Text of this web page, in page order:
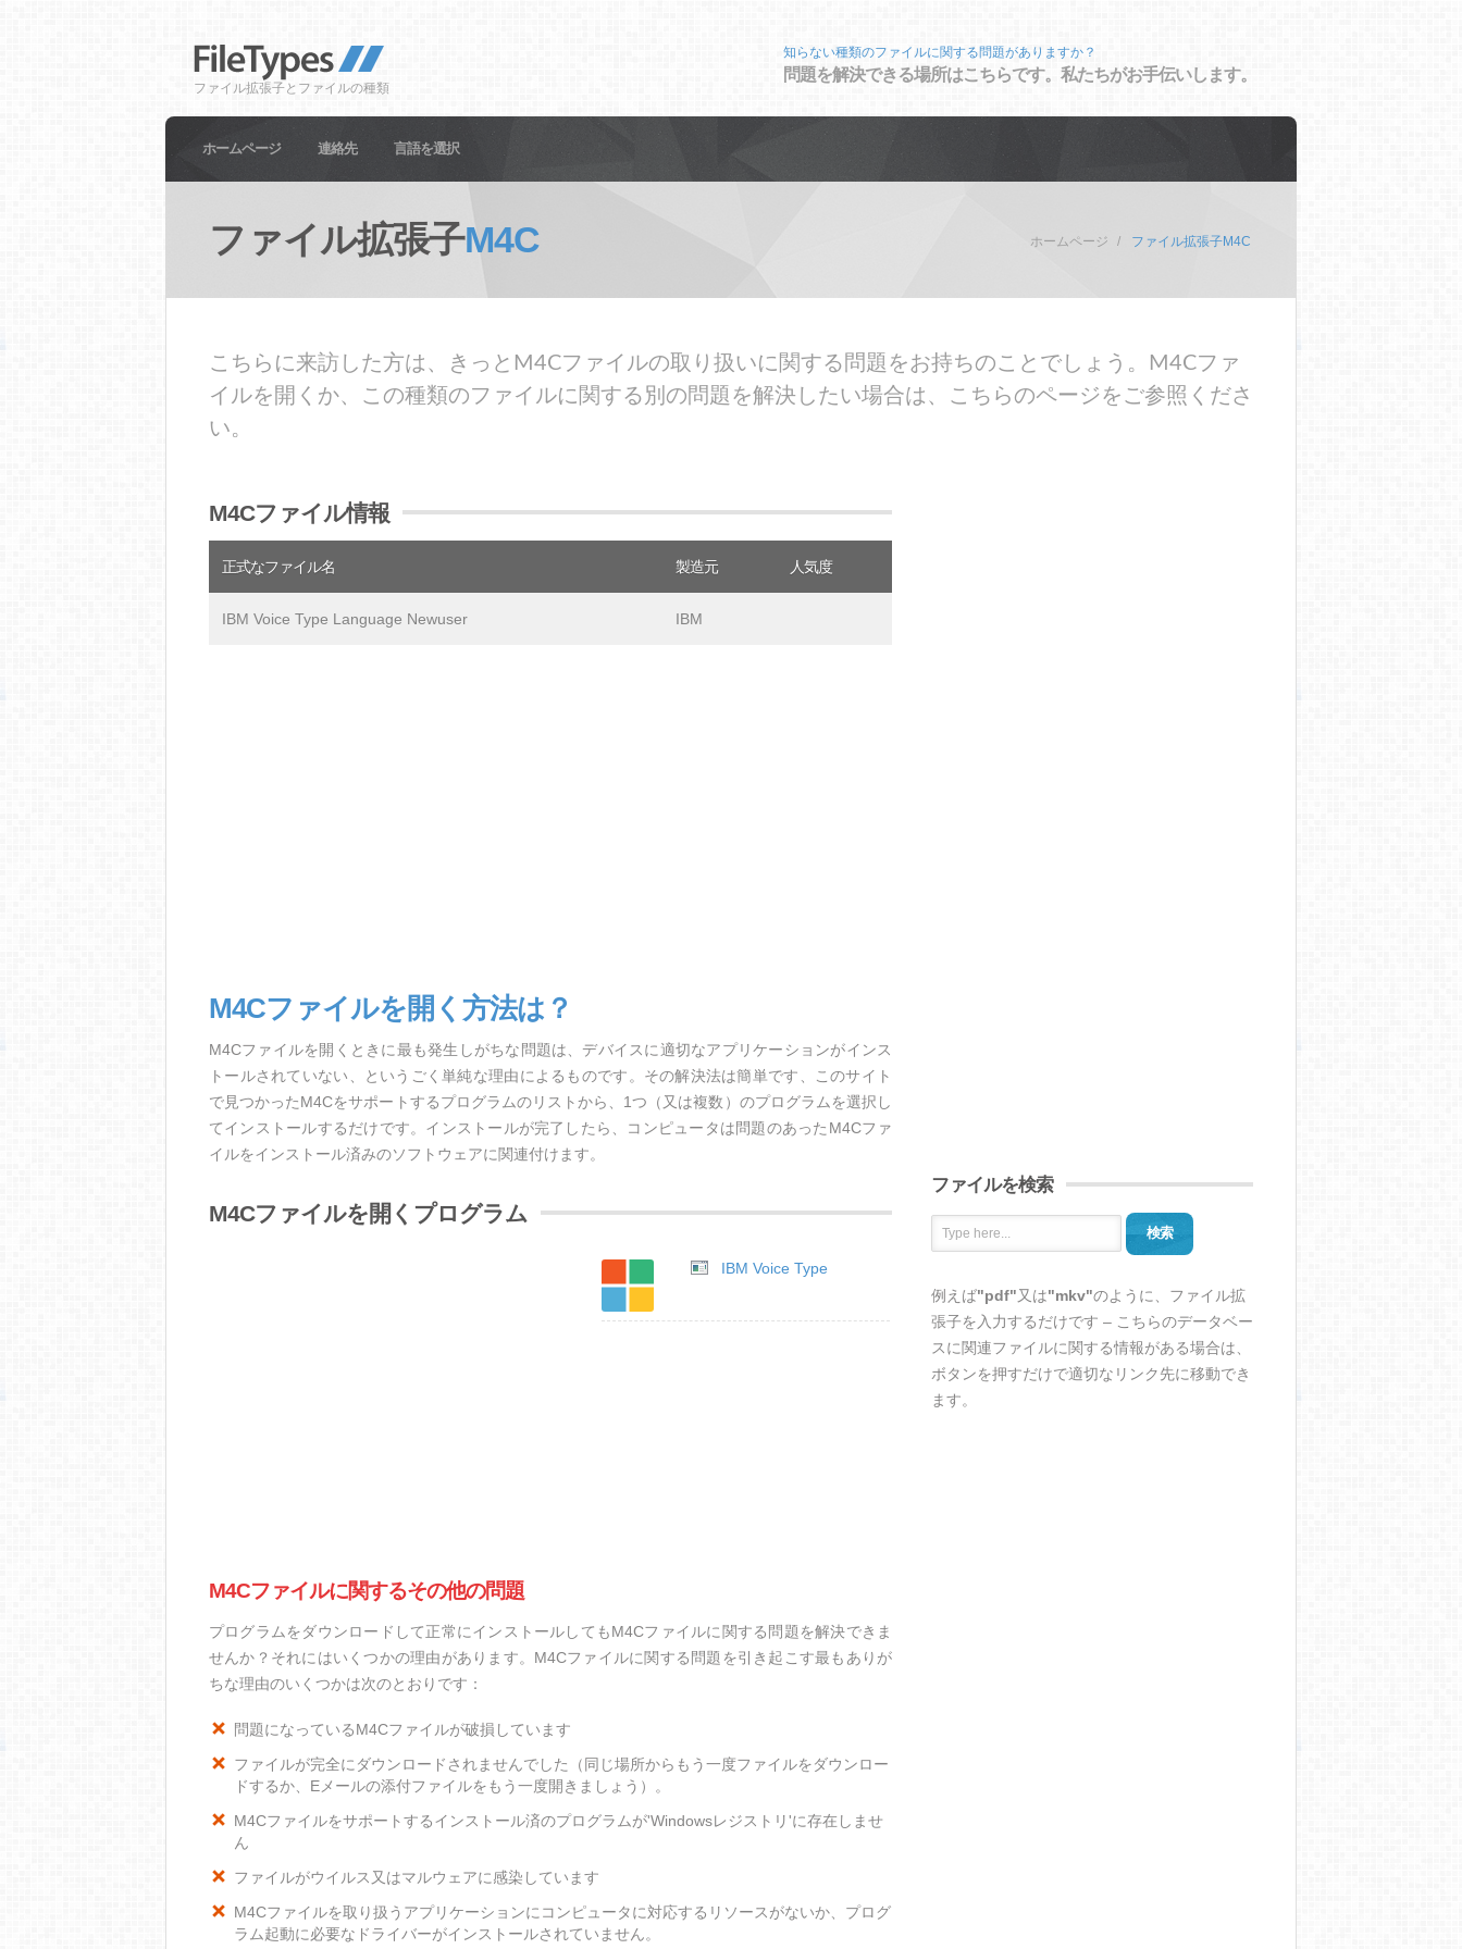
ファイル拡張子とファイルの種類
知らない種類のファイルに関する問題がありますか？
問題を解決できる場所はこちらです。私たちがお手伝いします。
ホームページ 連絡先 言語を選択
ファイル拡張子M4C ホームページ ファイル拡張子M4C
こちらに来訪した方は、きっとM4Cファイルの取り扱いに関する問題をお持ちのことでしょう。M4Cファ
イルを開くか、この種類のファイルに関する別の問題を解決したい場合は、こちらのページをご参照くださ
い。
M4Cファイル情報
正式なファイル名 製造元 人気度
IBM Voice Type Language Newuser IBM
M4Cファイルを開く方法は？
M4Cファイルを開くときに最も発生しがちな問題は、デバイスに適切なアプリケーションがインス
トールされていない、というごく単純な理由によるものです。その解決法は簡単です、このサイト
で見つかったM4Cをサポートするプログラムのリストから、1つ（又は複数）のプログラムを選択し
てインストールするだけです。インストールが完了したら、コンピュータは問題のあったM4Cファ
イルをインストール済みのソフトウェアに関連付けます。
M4Cファイルを開くプログラム
IBM Voice Type
M4Cファイルに関するその他の問題
プログラムをダウンロードして正常にインストールしてもM4Cファイルに関する問題を解決できま
せんか？それにはいくつかの理由があります。M4Cファイルに関する問題を引き起こす最もありが
ちな理由のいくつかは次のとおりです：
問題になっているM4Cファイルが破損しています
ファイルが完全にダウンロードされませんでした（同じ場所からもう一度ファイルをダウンロー
ドするか、Eメールの添付ファイルをもう一度開きましょう）。
M4Cファイルをサポートするインストール済のプログラムが'Windowsレジストリ'に存在しませ
ん
ファイルがウイルス又はマルウェアに感染しています
M4Cファイルを取り扱うアプリケーションにコンピュータに対応するリソースがないか、プログ
ラム起動に必要なドライバーがインストールされていません。
ファイルを検索
検索
例えば"pdf"又は"mkv"のように、ファイル拡
張子を入力するだけです – こちらのデータベー
スに関連ファイルに関する情報がある場合は、
ボタンを押すだけで適切なリンク先に移動でき
ます。